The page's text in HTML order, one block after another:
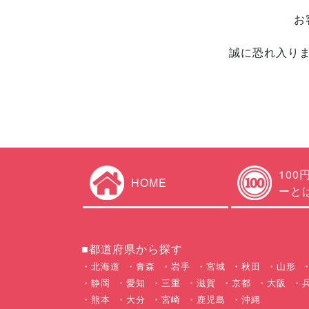
お
誠に恐れ入り
HOME
100
ーと
■都道府県から探す
北海道 青森 岩手 宮城 秋田
山形
静岡
愛知 三重 滋賀 京都 大阪
熊本
大分 宮崎 鹿児島 沖縄